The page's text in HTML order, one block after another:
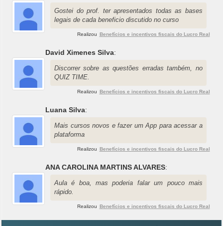
Gostei do prof. ter apresentados todas as bases
legais de cada beneficio discutido no curso
Realizou Benefícios e incentivos fiscais do Lucro Real
David Ximenes Silva:
Discorrer sobre as questões erradas também, no
QUIZ TIME.
Realizou Benefícios e incentivos fiscais do Lucro Real
Luana Silva:
Mais cursos novos e fazer um App para acessar a
plataforma
Realizou Benefícios e incentivos fiscais do Lucro Real
ANA CAROLINA MARTINS ALVARES:
Aula é boa, mas poderia falar um pouco mais
rápido.
Realizou Benefícios e incentivos fiscais do Lucro Real